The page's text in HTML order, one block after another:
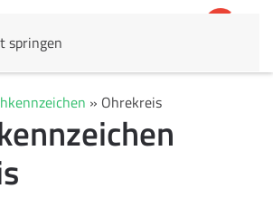
springen
» Ohrekreis